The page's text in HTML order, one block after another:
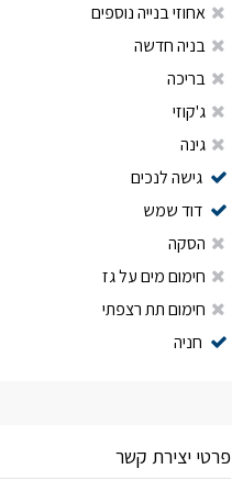
אחוזי בנייה נוספים
בניה חדשה
בריכה
ג'קוזי
גינה
גישה לנכים
דוד שמש
הסקה
חימום מים על גז
חימום תת רצפתי
חניה
פרטי יצירת קשר